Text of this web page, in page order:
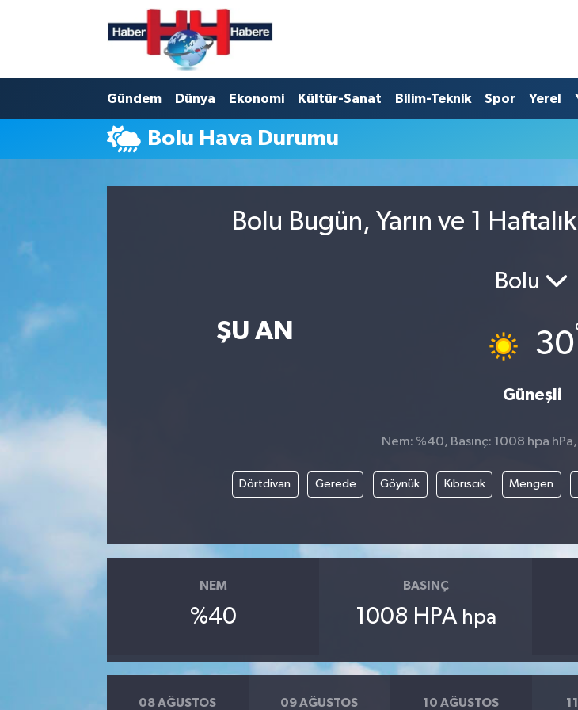
Gündem Dünya Ekonomi Kültür-Sanat Bilim-Teknik Spor Yerel
Bolu Hava Durumu
Bolu Bugün, Yarın ve 1
ŞU AN
Bolu
30
Güneşli
Nem: %40, Basınç: 1008 hpa
Dörtdivan Gerede Göynük Kıbrıscık Mengen
NEM
%40
BASINÇ
1008 HPA hpa
08 AĞUSTOS 09 AĞUSTOS 10 AĞUSTOS
Trafik Durumu
Süper Lig Puan Durumu ve Fikstür